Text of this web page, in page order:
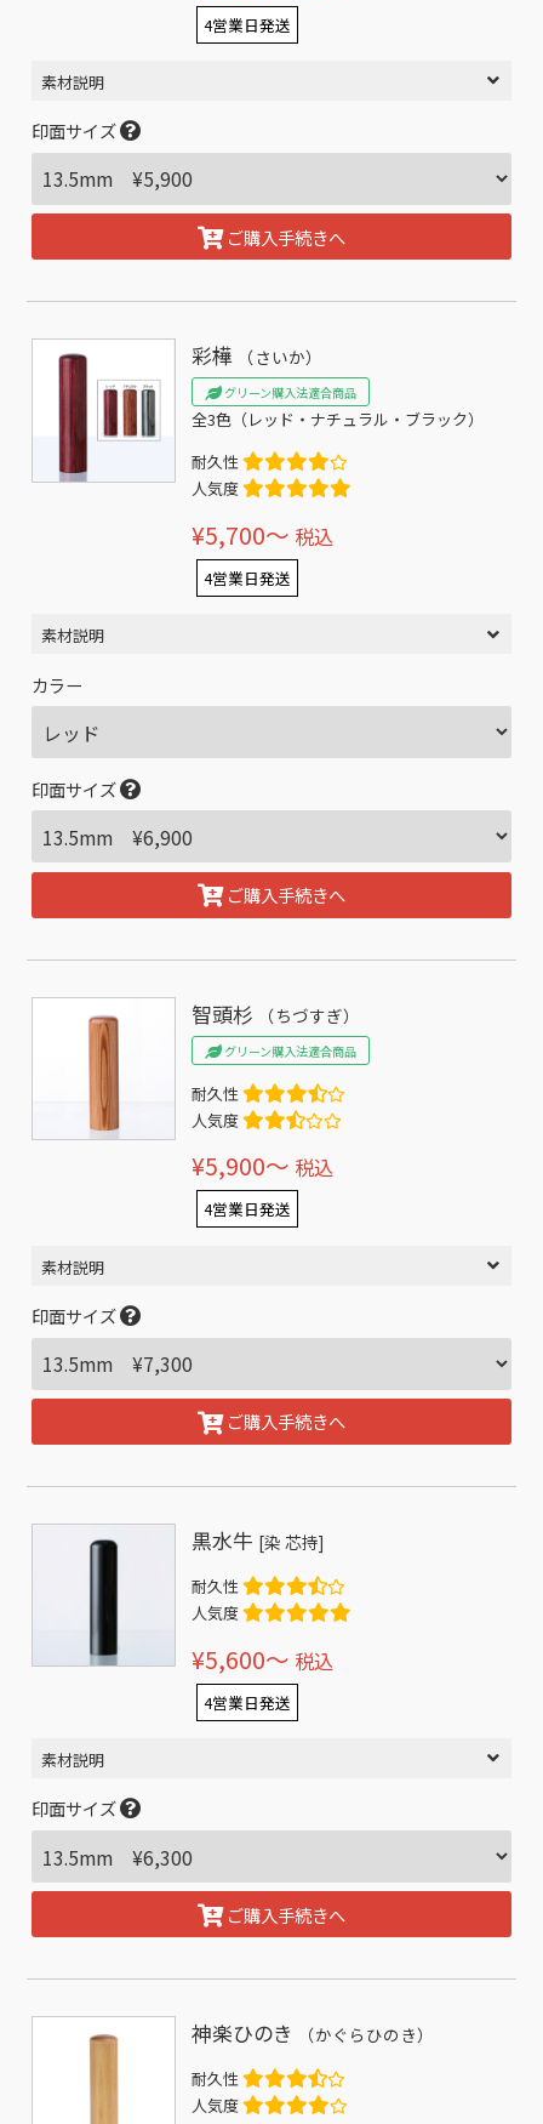
4営業日発送
素材説明
印面サイズ
ご購入手続きへ
彩樺 （さいか）
グリーン購入法適合商品
全3色（レッド・ナチュラル・ブラック）
耐久性
人気度
¥5,700〜 税込
4営業日発送
素材説明
カラー
印面サイズ
ご購入手続きへ
智頭杉 （ちづすぎ）
グリーン購入法適合商品
耐久性
人気度
¥5,900〜 税込
4営業日発送
素材説明
印面サイズ
ご購入手続きへ
黒水牛 [染 芯持]
耐久性
人気度
¥5,600〜 税込
4営業日発送
素材説明
印面サイズ
ご購入手続きへ
神楽ひのき （かぐらひのき）
耐久性
人気度